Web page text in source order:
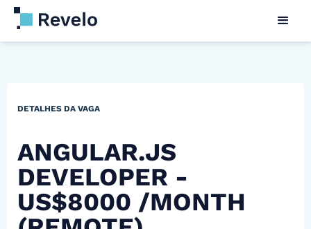
DETALHES DA VAGA
ANGULAR.JS
DEVELOPER -
US$8000 /MONTH